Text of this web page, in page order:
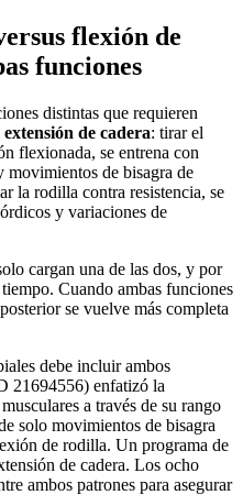
flexión de
funciones
distintas que requieren
extensión de cadera: tirar el
flexionada, se entrena con
movimientos de bisagra de
la rodilla contra resistencia, se
y variaciones de
cargan una de las dos, y por
Cuando ambas funciones
se vuelve más completa
debe incluir ambos
21694556) enfatizó la
a través de su rango
solo movimientos de bisagra
de rodilla. Un programa de
de cadera. Los ocho
ambos patrones para asegurar